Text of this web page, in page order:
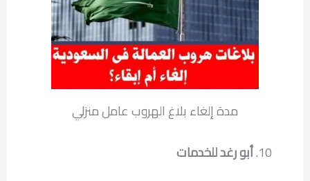
مدة إلغاء بلاغ الهروب عامل منزلي
أبو رغد للخدمات